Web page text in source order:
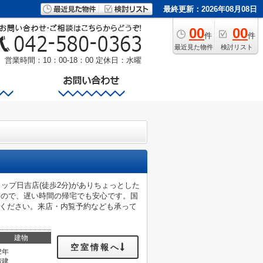
最終更新：2026年08月08日
00件
最近見た物件
00件
検討リスト
営業時間：10：00-18：00 定休日：水曜
プ日吉店(徒歩2分)がありちょっとした
で、遅い時間の帰宅でも安心です。国
ださい。来店・内覧予約なども承って
建物
年
建
空室情報へ